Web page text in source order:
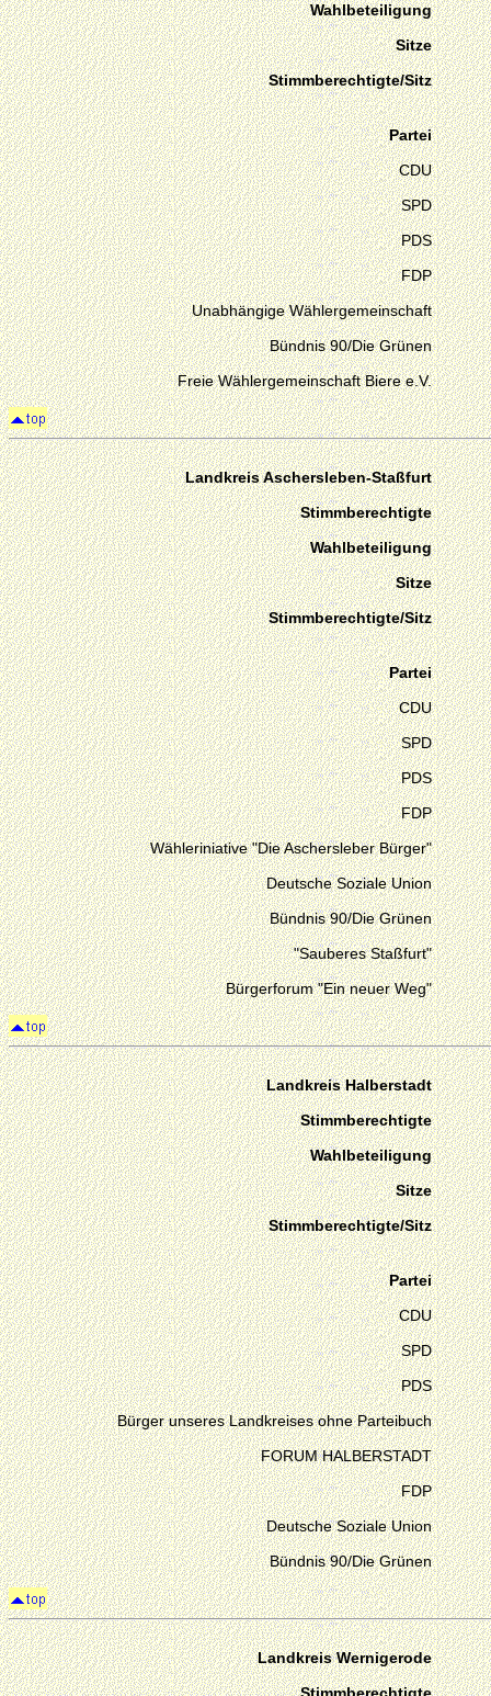
Wahlbeteiligung
Sitze
Stimmberechtigte/Sitz
Partei
CDU
SPD
PDS
FDP
Unabhängige Wählergemeinschaft
Bündnis 90/Die Grünen
Freie Wählergemeinschaft Biere e.V.
Landkreis Aschersleben-Staßfurt
Stimmberechtigte
Wahlbeteiligung
Sitze
Stimmberechtigte/Sitz
Partei
CDU
SPD
PDS
FDP
Wähleriniative "Die Aschersleber Bürger"
Deutsche Soziale Union
Bündnis 90/Die Grünen
"Sauberes Staßfurt"
Bürgerforum "Ein neuer Weg"
Landkreis Halberstadt
Stimmberechtigte
Wahlbeteiligung
Sitze
Stimmberechtigte/Sitz
Partei
CDU
SPD
PDS
Bürger unseres Landkreises ohne Parteibuch
FORUM HALBERSTADT
FDP
Deutsche Soziale Union
Bündnis 90/Die Grünen
Landkreis Wernigerode